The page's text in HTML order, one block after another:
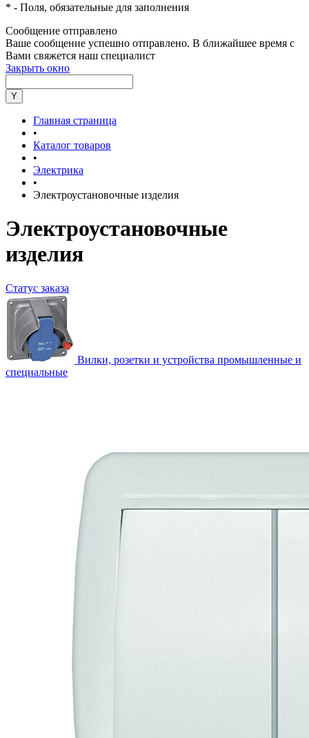
* - Поля, обязательные для заполнения
Сообщение отправлено
Ваше сообщение успешно отправлено. В ближайшее время с
Вами свяжется наш специалист
Закрыть окно
Главная страница
•
Каталог товаров
•
Электрика
•
Электроустановочные изделия
Электроустановочные
изделия
Статус заказа
Вилки, розетки и устройства промышленные и
специальные